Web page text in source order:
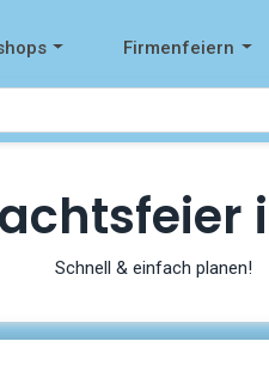
Firmenfeiern
Schnell & einfach planen!